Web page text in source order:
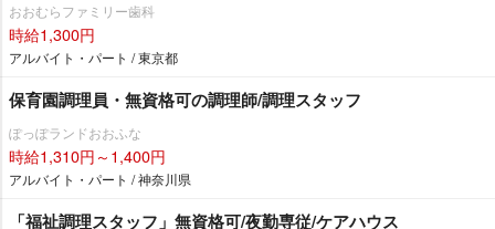
おおむらファミリー歯科
時給1,300円
アルバイト・パート / 東京都
保育園調理員・無資格可の調理師/調理スタッフ
ぽっぽランドおおふな
時給1,310円～1,400円
アルバイト・パート / 神奈川県
「福祉調理スタッフ」無資格可/夜勤専従/ケアハウス